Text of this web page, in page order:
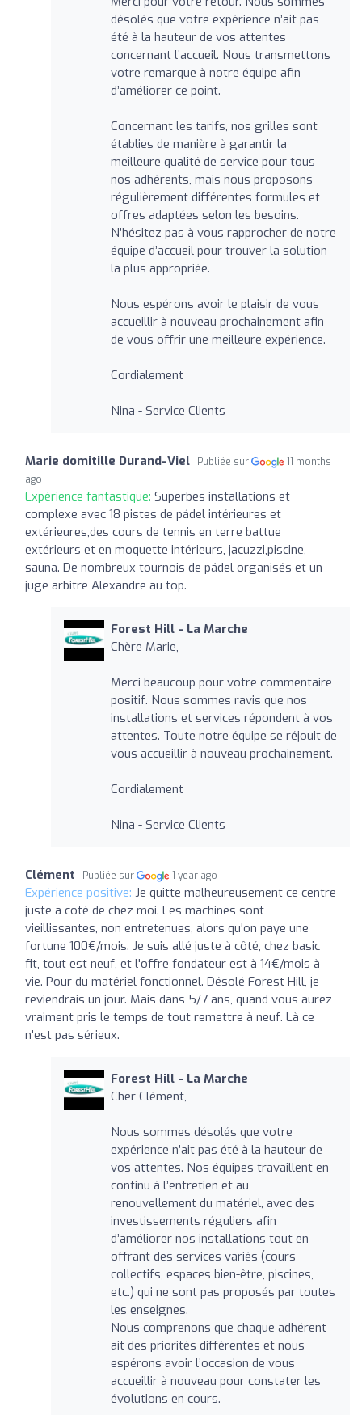
désolés que votre expérience n’ait pas
été à la hauteur de vos attentes
concernant l’accueil. Nous transmettons
votre remarque à notre équipe afin
d’améliorer ce point.
Concernant les tarifs, nos grilles sont
établies de manière à garantir la
meilleure qualité de service pour tous
nos adhérents, mais nous proposons
régulièrement différentes formules et
offres adaptées selon les besoins.
N’hésitez pas à vous rapprocher de notre
équipe d’accueil pour trouver la solution
la plus appropriée.
Nous espérons avoir le plaisir de vous
accueillir à nouveau prochainement afin
de vous offrir une meilleure expérience.
Cordialement
Nina - Service Clients
Marie domitille Durand-Viel Publiée sur
11 months
ago
Expérience fantastique: Superbes installations et
complexe avec 18 pistes de pádel intérieures et
extérieures,des cours de tennis en terre battue
extérieurs et en moquette intérieurs, jacuzzi,piscine,
sauna. De nombreux tournois de pádel organisés et un
juge arbitre Alexandre au top.
Forest Hill - La Marche
Chère Marie,
Merci beaucoup pour votre commentaire
positif. Nous sommes ravis que nos
installations et services répondent à vos
attentes. Toute notre équipe se réjouit de
vous accueillir à nouveau prochainement.
Cordialement
Nina - Service Clients
Clément Publiée sur 1 year ago
Expérience positive: Je quitte malheureusement ce centre
juste a coté de chez moi. Les machines sont
vieillissantes, non entretenues, alors qu'on paye une
fortune 100€/mois. Je suis allé juste à côté, chez basic
fit, tout est neuf, et l'offre fondateur est à 14€/mois à
vie. Pour du matériel fonctionnel. Désolé Forest Hill, je
reviendrais un jour. Mais dans 5/7 ans, quand vous aurez
vraiment pris le temps de tout remettre à neuf. Là ce
n'est pas sérieux.
Forest Hill - La Marche
Cher Clément,
Nous sommes désolés que votre
expérience n’ait pas été à la hauteur de
vos attentes. Nos équipes travaillent en
continu à l’entretien et au
renouvellement du matériel, avec des
investissements réguliers afin
d’améliorer nos installations tout en
offrant des services variés (cours
collectifs, espaces bien-être, piscines,
etc.) qui ne sont pas proposés par toutes
les enseignes.
Nous comprenons que chaque adhérent
ait des priorités différentes et nous
espérons avoir l’occasion de vous
accueillir à nouveau pour constater les
évolutions en cours.